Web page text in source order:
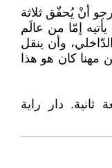
أنْ يُحقّق ثلاثة
إمّا من عالَم
وأن ينقل
مهنا كان هو هذا
دار راية